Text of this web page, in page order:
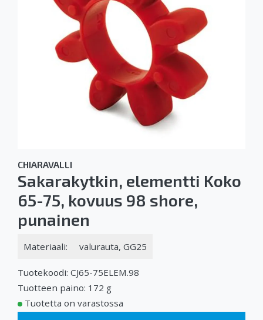
CHIARAVALLI
Sakarakytkin, elementti Koko
65-75, kovuus 98 shore,
punainen
Materiaali: valurauta, GG25
Tuotekoodi: CJ65-75ELEM.98
Tuotteen paino: 172 g
Tuotetta on varastossa